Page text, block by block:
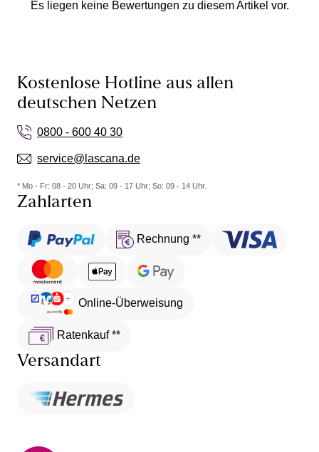
Es liegen keine Bewertungen zu diesem Artikel vor.
Kostenlose Hotline aus allen
deutschen Netzen
0800 - 600 40 30
service@lascana.de
* Mo - Fr: 08 - 20 Uhr; Sa: 09 - 17 Uhr; So: 09 - 14 Uhr.
Zahlarten
Rechnung **
Online-Überweisung
Ratenkauf **
Versandart